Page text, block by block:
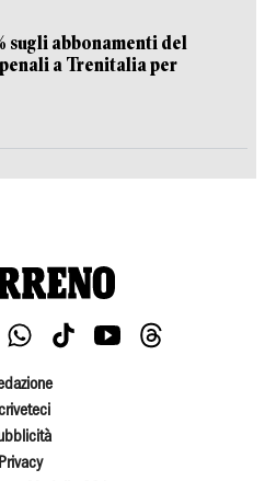
sugli abbonamenti del
a Trenitalia per
Privacy